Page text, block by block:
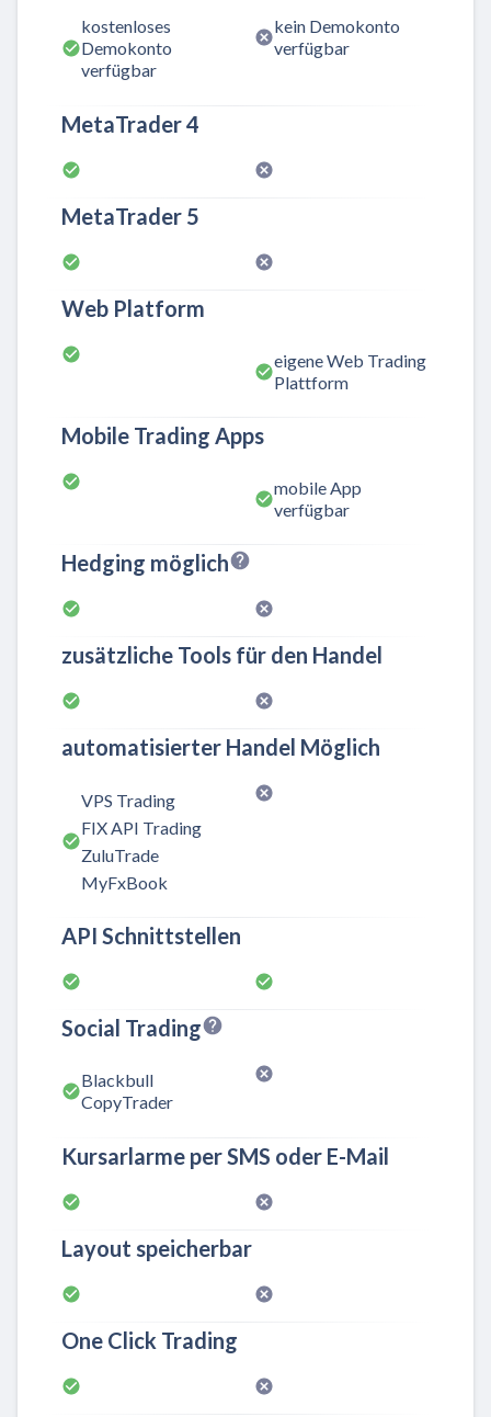
kostenloses
Demokonto
verfügbar
kein Demokonto
verfügbar
MetaTrader 4
MetaTrader 5
Web Platform
eigene Web Trading
Plattform
Mobile Trading Apps
mobile App
verfügbar
Hedging möglich
zusätzliche Tools für den Handel
automatisierter Handel Möglich
VPS Trading
FIX API Trading
ZuluTrade
MyFxBook
API Schnittstellen
Social Trading
Blackbull
CopyTrader
Kursarlarme per SMS oder E-Mail
Layout speicherbar
One Click Trading